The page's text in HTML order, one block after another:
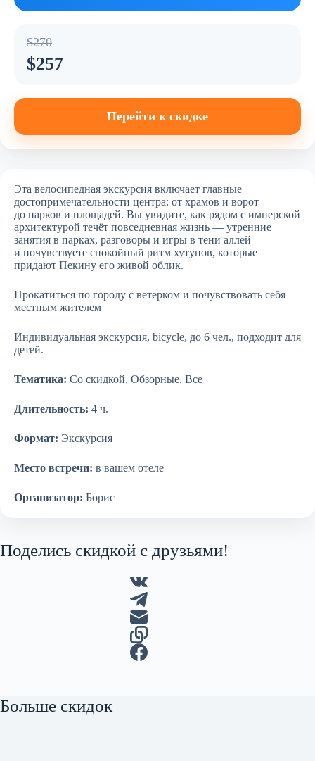
$270
$257
Перейти к скидке
Эта велосипедная экскурсия включает главные
достопримечательности центра: от храмов и ворот
до парков и площадей. Вы увидите, как рядом с имперской
архитектурой течёт повседневная жизнь — утренние
занятия в парках, разговоры и игры в тени аллей —
и почувствуете спокойный ритм хутунов, которые
придают Пекину его живой облик.
Прокатиться по городу с ветерком и почувствовать себя
местным жителем
Индивидуальная экскурсия, bicycle, до 6 чел., подходит для
детей.
Тематика: Со скидкой, Обзорные, Все
Длительность: 4 ч.
Формат: Экскурсия
Место встречи: в вашем отеле
Организатор: Борис
Поделись скидкой с друзьями!
Больше скидок